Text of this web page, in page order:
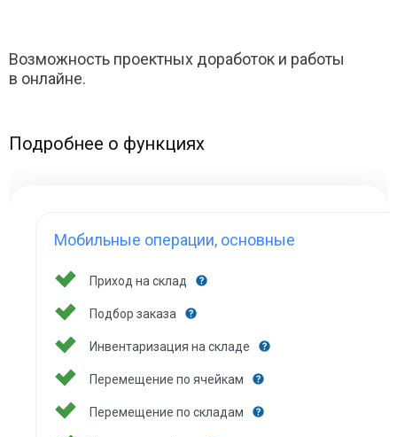
Возможность проектных доработок и работы
в онлайне.
Подробнее о функциях
Мобильные операции, основные
Приход на склад
Подбор заказа
Инвентаризация на складе
Перемещение по ячейкам
Перемещение по складам